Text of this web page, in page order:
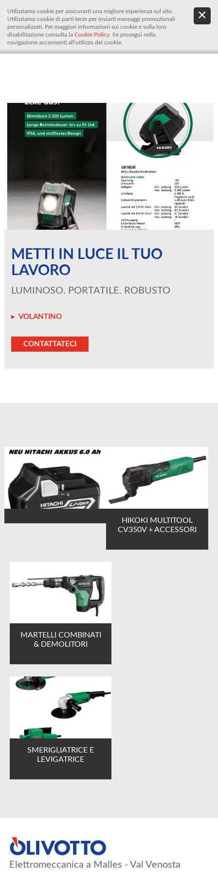
Utilizziamo cookie per assicurarti una migliore esperienza sul sito.
Utilizziamo cookie di parti terze per inviarti messaggi promozionali
personalizzati. Per maggiori informazioni sui cookie e sulla loro
disabilitazione consulta la Cookie Policy . Se prosegui nella
navigazione acconsenti all’utilizzo dei cookie.
De.It
METTI IN LUCE IL TUO
LAVORO
LUMINOSO. PORTATILE. ROBUSTO
VOLANTINO
CONTATTATECI
HIKOKI MULTITOOL
CV350V + ACCESSORI
MARTELLI COMBINATI
& DEMOLITORI
SMERIGLIATRICE E
LEVIGATRICE
Elettromeccanica a Malles - Val Venosta